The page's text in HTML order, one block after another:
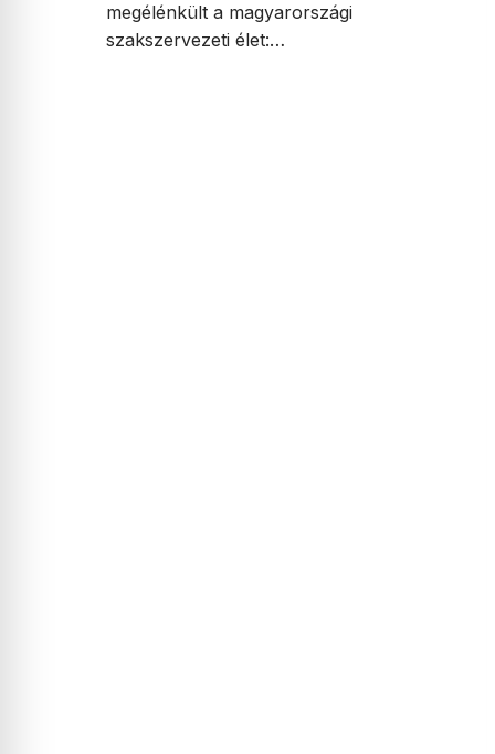
megélénkült a magyarországi
szakszervezeti élet:…